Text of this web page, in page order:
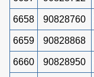
6658 90828760
6659 90828868
6660 90828950